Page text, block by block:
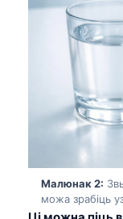
Малюнак 2:
можа зрабіць